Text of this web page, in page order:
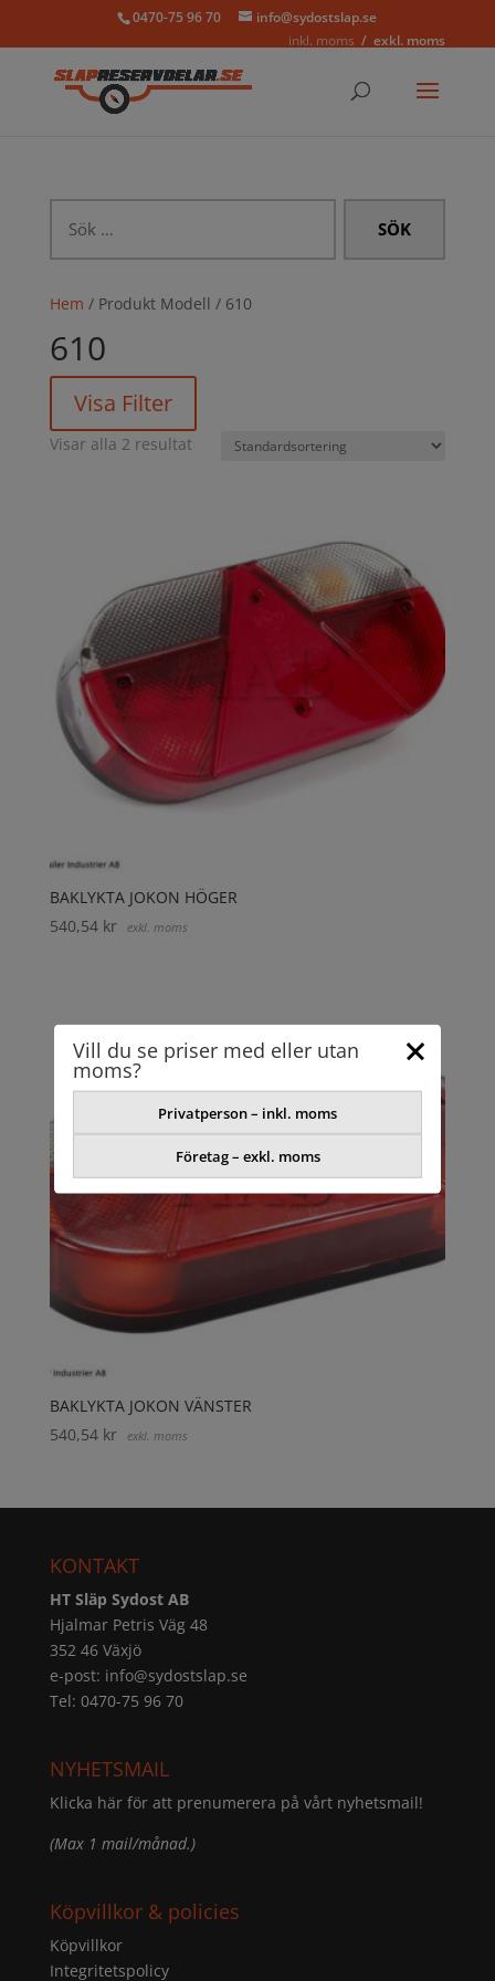
0470-75 96 70
info@sydostslap.se
inkl. moms
exkl. moms
efter:
Hem / Produkt Modell / 610
610
Visa Filter
Visar alla 2 resultat
BAKLYKTA JOKON HÖGER
540,54 kr exkl. moms
BAKLYKTA JOKON VÄNSTER
540,54 kr exkl. moms
KONTAKT
HT Släp Sydost AB
Hjalmar Petris Väg 48
352 46 Växjö
e-post: info@sydostslap.se
Tel: 0470-75 96 70
NYHETSMAIL
Klicka här för att prenumerera på vårt nyhetsmail!
(Max 1 mail/månad.)
Köpvillkor & policies
Köpvillkor
Integritetspolicy
Vill du se priser med eller utan
moms?
Privatperson – inkl. moms
Företag – exkl. moms